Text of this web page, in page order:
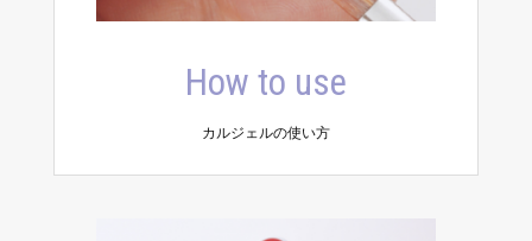
How to use
カルジェルの使い方